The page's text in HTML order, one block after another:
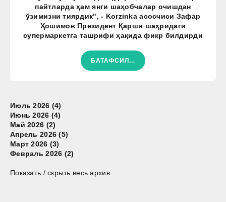
пайтларда ҳам янги шаҳобчалар очишдан
ўзимизни тиярдик", - Korzinka асосчиси Зафар
Ҳошимов Президент Қарши шаҳридаги
супермаркетга ташрифи ҳақида фикр билдирди
БАТАФСИЛ...
Июль 2026 (4)
Июнь 2026 (4)
Май 2026 (2)
Апрель 2026 (5)
Март 2026 (3)
Февраль 2026 (2)
Показать / скрыть весь архив